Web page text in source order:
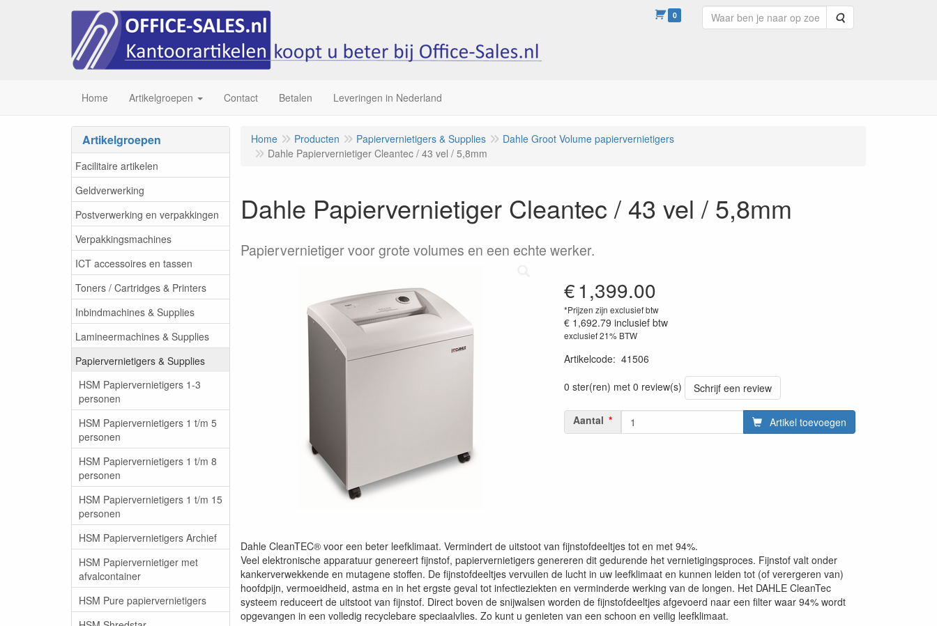
0 Zoeken
Home Artikelgroepen Contact Betalen Leveringen in Nederland
Artikelgroepen
Facilitaire artikelen
Geldverwerking
Postverwerking en verpakkingen
Verpakkingsmachines
ICT accessoires en tassen
Toners / Cartridges & Printers
Inbindmachines & Supplies
Lamineermachines & Supplies
Papiervernietigers & Supplies
HSM Papiervernietigers 1-3
personen
HSM Papiervernietigers 1 t/m 5
personen
HSM Papiervernietigers 1 t/m 8
personen
HSM Papiervernietigers 1 t/m 15
personen
HSM Papiervernietigers Archief
HSM Papiervernietiger met
afvalcontainer
HSM Pure papiervernietigers
Home Producten Papiervernietigers & Supplies
Dahle Groot Volume papiervernietigers
Dahle Papiervernietiger Cleantec / 43 vel / 5,8mm
Dahle Papiervernietiger Cleantec / 43 vel / 5,8mm
Papiervernietiger voor grote volumes en een echte werker.
€1,399.00
*Prijzen zijn exclusief btw
€ 1,692.79 inclusief btw
exclusief 21% BTW
Artikelcode: 41506
0 ster(ren) met 0 review(s)
Schrijf een review
Aantal Artikel toevoegen
Dahle CleanTEC® voor een beter leefklimaat. Vermindert de uitstoot van fijnstofdeeltjes tot en met 94%.
Veel elektronische apparatuur genereert fijnstof, papiervernietigers genereren dit gedurende het vernietigingsproces. Fijnstof valt onder
kankerverwekkende en mutagene stoffen. De fijnstofdeeltjes vervuilen de lucht in uw leefklimaat en kunnen leiden tot (of verergeren van)
hoofdpijn, vermoeidheid, astma en in het ergste geval tot infectieziekten en verminderde werking van de longen. Het DAHLE CleanTec
systeem reduceert de uitstoot van fijnstof. Direct boven de snijwalsen worden de fijnstofdeeltjes afgevoerd naar een filter waar 94% wordt
opgevangen in een volledig recyclebare speciaalvlies. Zo kunt u genieten van een schoon en veilig leefklimaat.